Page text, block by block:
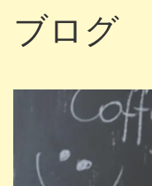
しい！
2019年6月27日
フリ
い！精油の香りが飛
2019年6月21日
野
ブログ